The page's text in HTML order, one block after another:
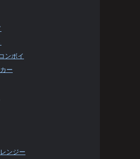
ンボイ
ー
ンジー